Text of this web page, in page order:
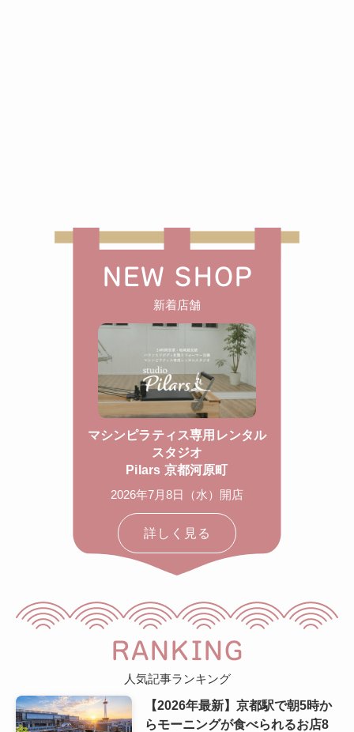
NEW SHOP
新着店舗
マシンピラティス専用レンタル
スタジオ
Pilars 京都河原町
2026年7月8日（水）開店
詳しく見る
RANKING
人気記事ランキング
【2026年最新】京都駅で朝5時か
らモーニングが食べられるお店8